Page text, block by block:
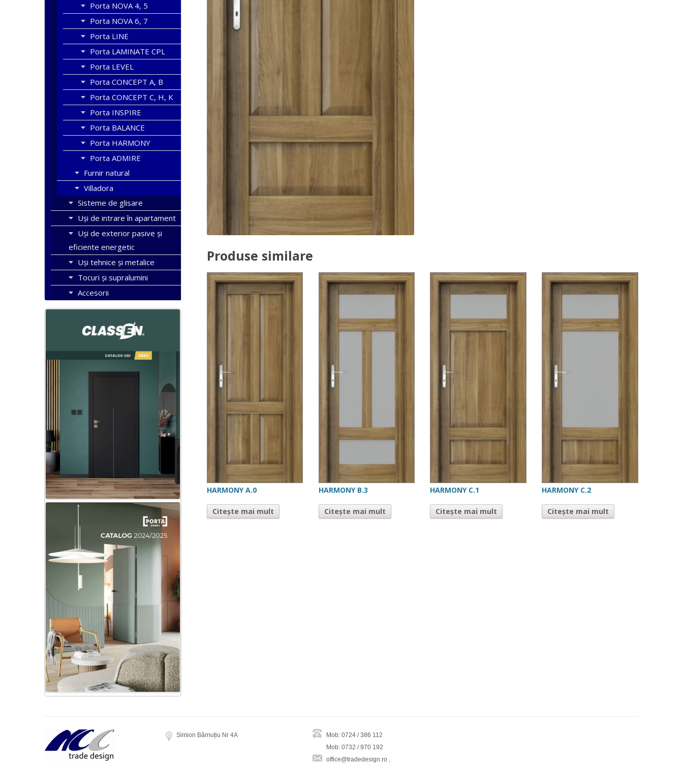
Produse similare
HARMONY A.0
Citește mai mult
HARMONY B.3
Citește mai mult
HARMONY C.1
Citește mai mult
HARMONY C.2
Citește mai mult
Porta NOVA 4, 5
Porta NOVA 6, 7
Porta LINE
Porta LAMINATE CPL
Porta LEVEL
Porta CONCEPT A, B
Porta CONCEPT C, H, K
Porta INSPIRE
Porta BALANCE
Porta HARMONY
Porta ADMIRE
Furnir natural
Villadora
Sisteme de glisare
Uși de intrare în apartament
Uşi de exterior pasive şi
eficiente energetic
Uși tehnice și metalice
Tocuri şi supralumini
Accesorii
Simion Bărnuțiu Nr 4A
Mob: 0724 / 386 112
Mob: 0732 / 970 192
office@tradedesign.ro ,